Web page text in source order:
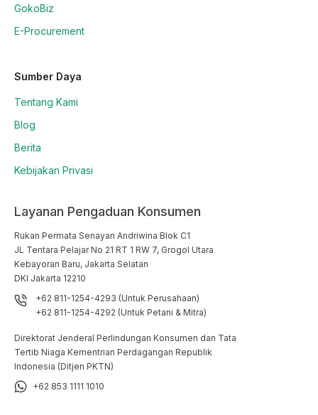
GokoBiz
E-Procurement
Sumber Daya
Tentang Kami
Blog
Berita
Kebijakan Privasi
Layanan Pengaduan Konsumen
Rukan Permata Senayan Andriwina Blok C1
JL Tentara Pelajar No 21 RT 1 RW 7, Grogol Utara
Kebayoran Baru, Jakarta Selatan
DKI Jakarta 12210
+62 811-1254-4293 (Untuk Perusahaan)
+62 811-1254-4292 (Untuk Petani & Mitra)
Direktorat Jenderal Perlindungan Konsumen dan Tata
Tertib Niaga Kementrian Perdagangan Republik
Indonesia (Ditjen PKTN)
+62 853 1111 1010